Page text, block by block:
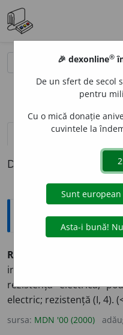
definiții (1)
Definiția cu ID-ul
Explicative DEX
REZIST
inductivitate și
rezistență electrică,
electric; rezistență (I, 4).
sursa: MDN '00 (2000)
🎉 dexonline®
De un sfert de secol
pentru
Cu o mică donație
cuvintele la